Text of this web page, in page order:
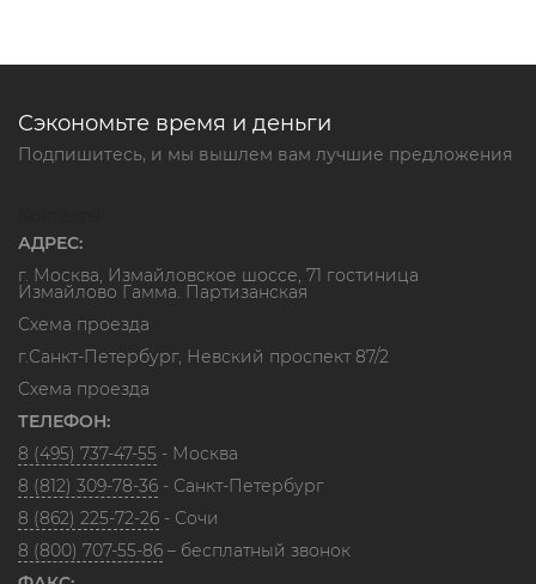
Сэкономьте время и деньги
Подпишитесь, и мы вышлем вам лучшие предложения
АДРЕС:
г. Москва, Измайловское шоссе, 71 гостиница
Измайлово Гамма. Партизанская
Схема проезда
г.Санкт-Петербург, Невский проспект 87/2
Схема проезда
ТЕЛЕФОН:
8 (495) 737-47-55 - Москва
8 (812) 309-78-36 - Санкт-Петербург
8 (862) 225-72-26 - Сочи
8 (800) 707-55-86 – бесплатный звонок